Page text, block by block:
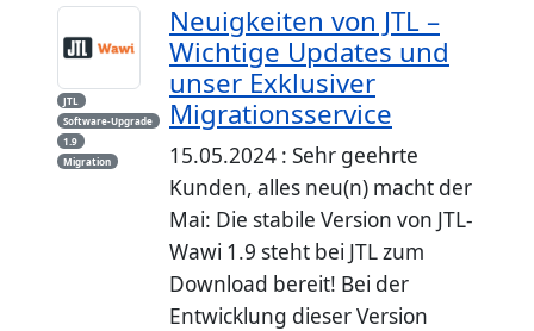
JTL
Software-Upgrade
1.9
Migration
Neuigkeiten von JTL –
Wichtige Updates und
unser Exklusiver
Migrationsservice
15.05.2024 : Sehr geehrte
Kunden, alles neu(n) macht der
Mai: Die stabile Version von JTL-
Wawi 1.9 steht bei JTL zum
Download bereit! Bei der
Entwicklung dieser Version